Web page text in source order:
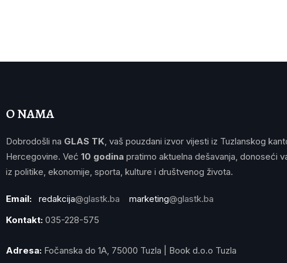
O NAMA
Dobrodošli na GLAS TK, vaš pouzdani izvor vijesti iz Tuzlanskog
Hercegovine. Već 10 godina pratimo aktuelna dešavanja, donoseći
iz politike, ekonomije, sporta, kulture i društvenog života.
Email: redakcija@glastk.ba marketing@glastk.ba
Kontakt: 035-228-575
Adresa: Fočanska do 1A, 75000 Tuzla | Book d.o.o Tuzla